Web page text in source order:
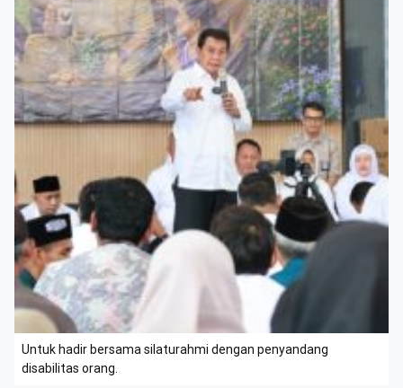
Untuk hadir bersama silaturahmi dengan penyandang
disabilitas orang.